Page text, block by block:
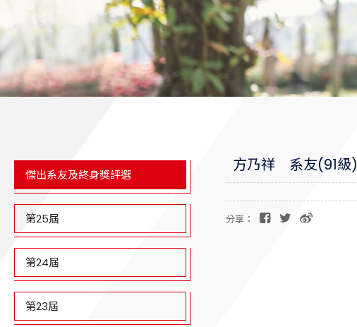
傑出系友及終身獎評選
第25屆
第24屆
第23屆
方乃祥 系友(91級)
分享：